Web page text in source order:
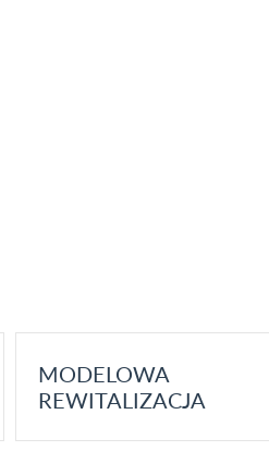
MODELOWA
REWITALIZACJA